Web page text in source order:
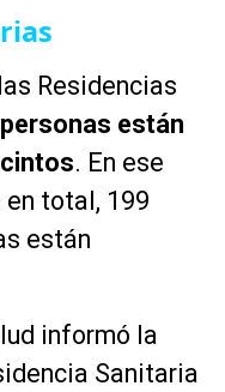
Residencias
están
. En ese
total, 199
están
informó la
Sanitaria